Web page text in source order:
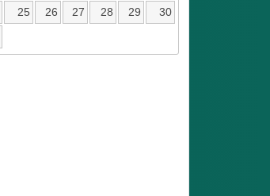
25 26 27 28 29
30